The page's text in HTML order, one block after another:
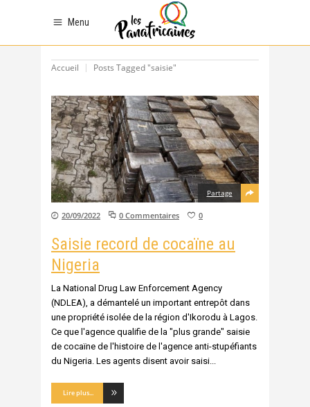
Menu
Accueil Posts Tagged "saisie"
Partage
20/09/2022 0 Commentaires 0
Saisie record de cocaïne au
Nigeria
La National Drug Law Enforcement Agency
(NDLEA), a démantelé un important entrepôt dans
une propriété isolée de la région d'Ikorodu à Lagos.
Ce que l'agence qualifie de la "plus grande" saisie
de cocaïne de l'histoire de l'agence anti-stupéfiants
du Nigeria. Les agents disent avoir saisi
Lire plus...